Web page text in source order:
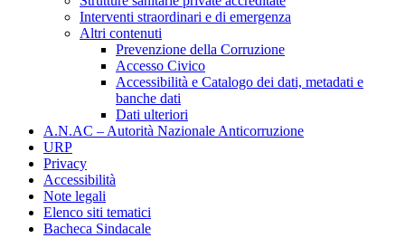
Interventi straordinari e di emergenza
Altri contenuti
Prevenzione della Corruzione
Accesso Civico
Accessibilità e Catalogo dei dati, metadati e
banche dati
Dati ulteriori
A.N.AC – Autorità Nazionale Anticorruzione
URP
Privacy
Accessibilità
Note legali
Elenco siti tematici
Bacheca Sindacale